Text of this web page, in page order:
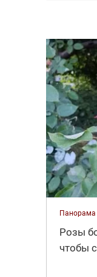
Панорама
Розы
чтобы